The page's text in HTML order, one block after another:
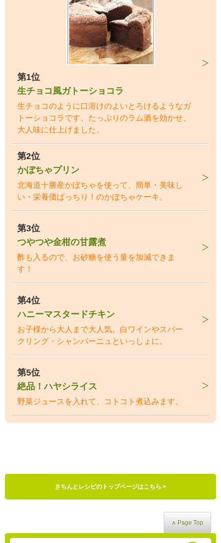
第1位
生チョコ風ガトーショコラ
生チョコのように口溶けのよいとろけるようなガ
トーショコラです。たっぷりのラム酒を効かせ、
大人味に仕上げました。
第2位
かぼちゃプリン
北海道十勝産かぼちゃを使って、簡単・美味し
い・栄養価ばっちり！のかぼちゃケーキ。
第3位
つやつや金柑の甘露煮
酢も入るので、お砂糖を使う量を加減できま
す！
第4位
ハニーマスタードチキン
お子様から大人まで大人気。白ワインやスパー
クリング・シャンパーニュといっしょに。
第5位
絶品！ハヤシライス
野菜ジュースを入れて、コトコト煮込みます。
きちんとレシピのトップページはこちら >
∧ Page Top